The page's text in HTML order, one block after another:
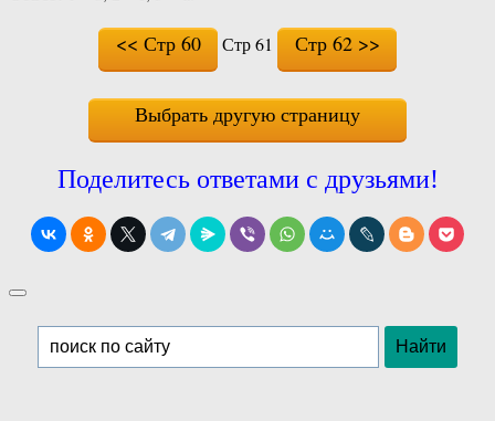
<< Стр 60 Стр 61 Стр 62 >>
Выбрать другую страницу
Поделитесь ответами с друзьями!